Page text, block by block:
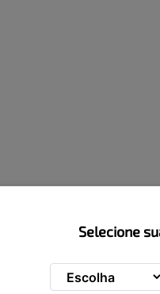
Selecione
uma experiência
perfeito entre o biscoito